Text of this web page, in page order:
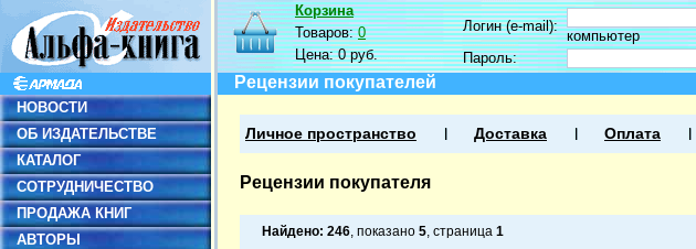
НОВОСТИ
ОБ ИЗДАТЕЛЬСТВЕ
КАТАЛОГ
СОТРУДНИЧЕСТВО
ПРОДАЖА КНИГ
АВТОРЫ
Корзина
Товаров:0
Цена:0 руб.
Логин (e-mail):
компьютер
Пароль:
Рецензии покупателей
Личное пространство Доставка Оплата
Рецензии покупателя
Найдено: 246, показано 5, страница 1